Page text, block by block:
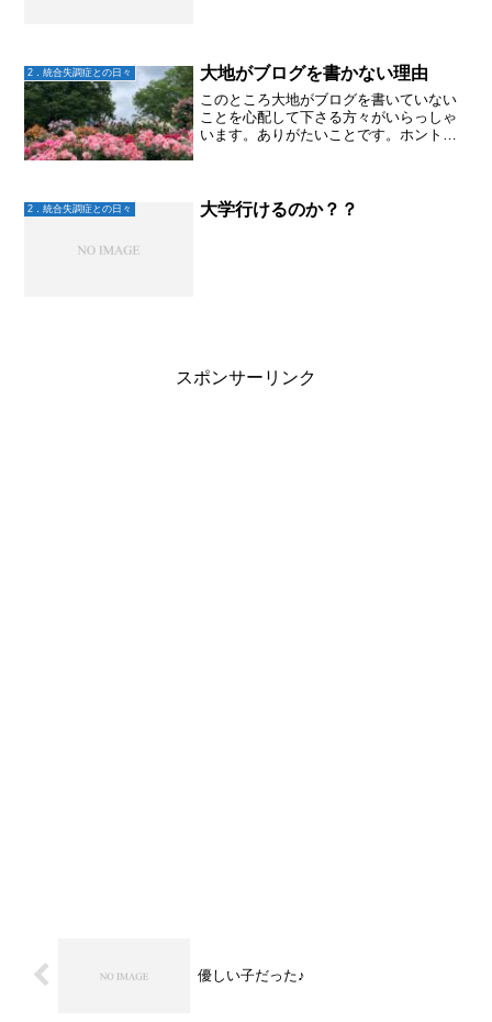
2．統合失調症との日々 大地がブログを書かない理由
このところ大地がブログを書いていない
ことを心配して下さる方々がいらっしゃ
います。ありがたいことです。ホント
しい論文などを読んで自分の...
2．統合失調症との日々 大学行けるのか？？
スポンサーリンク
優しい子だった♪